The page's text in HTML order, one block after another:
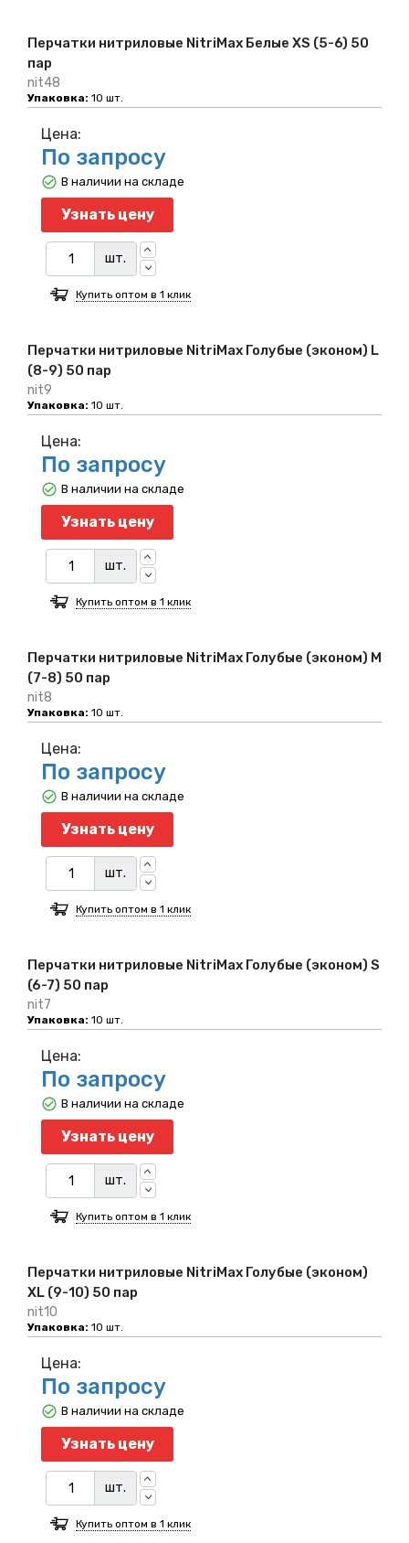
Перчатки нитриловые NitriMax Белые XS (5-6) 50
пар
nit48
Упаковка: 10 шт.
Перчатки нитриловые NitriMax Голубые (эконом) L
(8-9) 50 пар
nit9
Упаковка: 10 шт.
Цена:
По запросу
Узнать цену
шт.
В наличии на складе
Купить оптом в 1 клик
Перчатки нитриловые NitriMax Голубые (эконом) M
(7-8) 50 пар
nit8
Упаковка: 10 шт.
Цена:
По запросу
Узнать цену
шт.
В наличии на складе
Купить оптом в 1 клик
Перчатки нитриловые NitriMax Голубые (эконом) S
(6-7) 50 пар
nit7
Упаковка: 10 шт.
Цена:
По запросу
Узнать цену
шт.
В наличии на складе
Купить оптом в 1 клик
Перчатки нитриловые NitriMax Голубые (эконом)
XL (9-10) 50 пар
nit10
Упаковка: 10 шт.
Цена:
По запросу
Узнать цену
шт.
В наличии на складе
Купить оптом в 1 клик
Цена:
По запросу
Узнать цену
шт.
В наличии на складе
Купить оптом в 1 клик